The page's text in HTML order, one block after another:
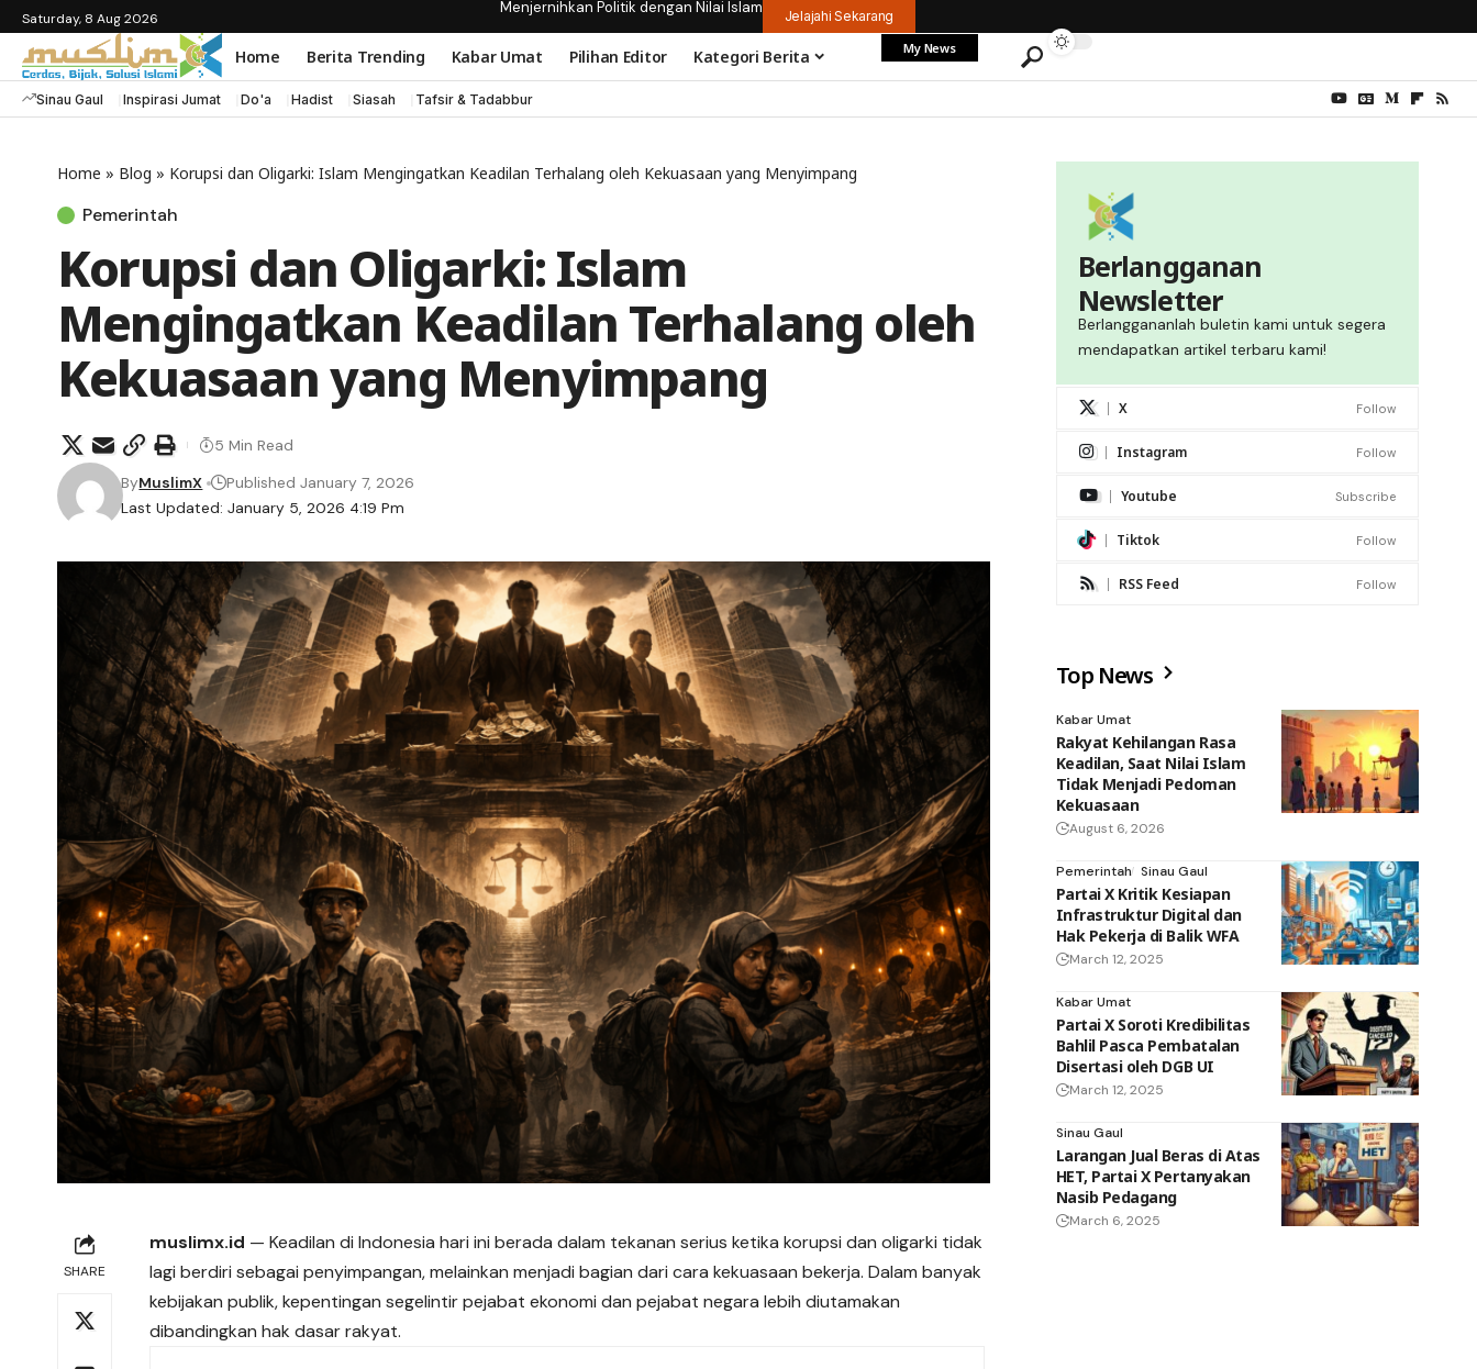
Saturday, 8 Aug 2026
Menjernihkan Politik dengan Nilai Islam Jelajahi Sekarang
Home Berita Trending Kabar Umat Pilihan Editor Kategori Berita My News
Sinau Gaul Inspirasi Jumat Do'a Hadist Siasah Tafsir & Tadabbur
Home » Blog » Korupsi dan Oligarki: Islam Mengingatkan Keadilan Terhalang oleh Kekuasaan yang Menyimpang
Pemerintah
Korupsi dan Oligarki: Islam
Mengingatkan Keadilan Terhalang oleh
Kekuasaan yang Menyimpang
Last Updated: January 5, 2026 4:19 Pm
ByMuslimX Published January 7, 2026
5 Min Read
SHARE
muslimx.id — Keadilan di Indonesia hari ini berada dalam tekanan serius ketika korupsi danoligarki tidak
lagi berdiri sebagai penyimpangan, melainkan menjadi bagian dari cara kekuasaan bekerja. Dalam banyak
kebijakan publik, kepentingan segelintir pejabat ekonomi dan pejabat negara lebih diutamakan
dibandingkan hak dasar rakyat.
Berlangganan
Newsletter
Berlanggananlah buletin kami untuk segera
mendapatkan artikel terbaru kami!
X Follow
Instagram Follow
Youtube Subscribe
Tiktok Follow
RSS Feed Follow
Top News
Kabar Umat
Rakyat Kehilangan Rasa
Keadilan, Saat Nilai Islam
Tidak Menjadi Pedoman
Kekuasaan
August 6, 2026
Pemerintah Sinau Gaul
Partai X Kritik Kesiapan
Infrastruktur Digital dan
Hak Pekerja di Balik WFA
March 12, 2025
Kabar Umat
Partai X Soroti Kredibilitas
Bahlil Pasca Pembatalan
Disertasi oleh DGB UI
March 12, 2025
Sinau Gaul
Larangan Jual Beras di Atas
HET, Partai X Pertanyakan
Nasib Pedagang
March 6, 2025